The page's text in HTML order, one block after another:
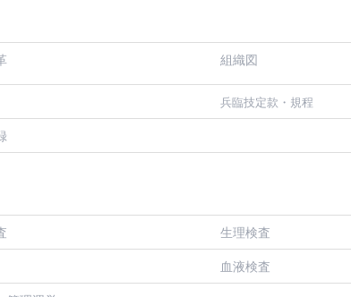
組織図
兵臨技定款・規程
生理検査
血液検査